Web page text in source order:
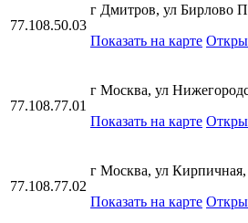
77.108.50.03
г Дмитров, ул Бирлово
Показать на карте
77.108.77.01
г Москва, ул
Показать на карте
77.108.77.02
г Москва, ул Кирпичная,
Показать на карте